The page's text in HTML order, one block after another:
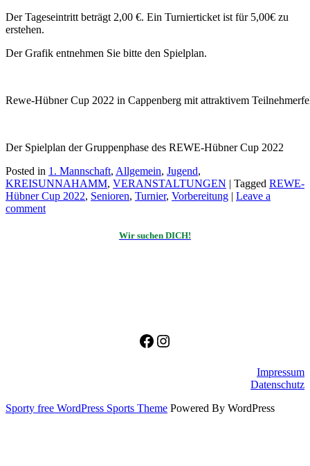
Der Tageseintritt beträgt 2,00 €. Ein Turnierticket ist für 5,00€ zu
erstehen.
Der Grafik entnehmen Sie bitte den Spielplan.
Rewe-Hübner Cup 2022 in Cappenberg mit attraktivem
Der Spielplan der Gruppenphase des REWE-Hübner Cup 2022
Posted in 1. Mannschaft, Allgemein, Jugend,
KREISUNNAHAMM, VERANSTALTUNGEN | Tagged REWE-
Hübner Cup 2022, Senioren, Turnier, Vorbereitung | Leave a
comment
Wir suchen DICH!
Facebook
Instagram
Impressum
Datenschutz
Sporty free WordPress Sports Theme Powered By WordPress